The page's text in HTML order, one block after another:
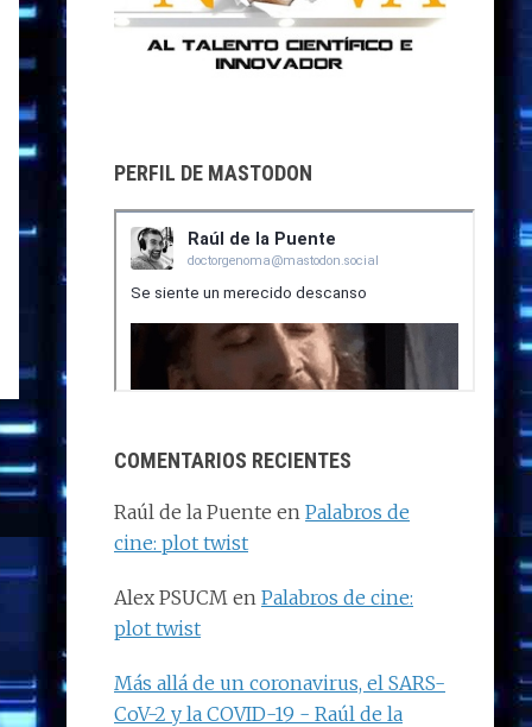
PERFIL DE MASTODON
COMENTARIOS RECIENTES
Raúl de la Puente en Palabros de
cine: plot twist
Alex PSUCM en Palabros de cine:
plot twist
Más allá de un coronavirus, el SARS-
CoV-2 y la COVID-19 - Raúl de la